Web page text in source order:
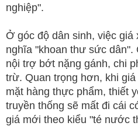
nghiệp".
Ở góc độ dân sinh, việc giá
nghĩa "khoan thư sức dân".
nội trợ bớt nặng gánh, chi
trừ. Quan trọng hơn, khi
mặt hàng thực phẩm, thiết
truyền thống sẽ mất đi cái
giá mới theo kiểu "té nước